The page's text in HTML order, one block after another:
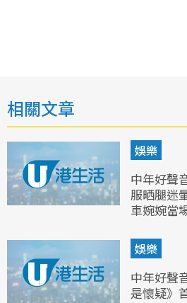
相關文章
娛樂
中年好聲
服晒腿迷
車婉婉當
娛樂
中年好聲
是懷疑》